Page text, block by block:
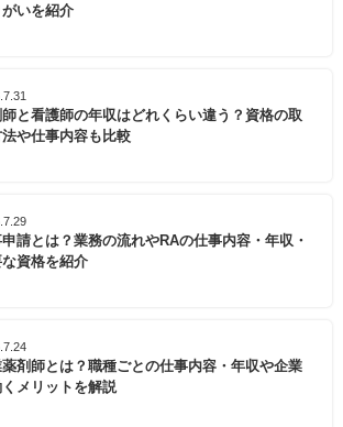
いを紹介
と看護師の年収はどれくらい違う？資格の取
や仕事内容も比較
請とは？業務の流れやRAの仕事内容・年収・
な資格を紹介
剤師とは？職種ごとの仕事内容・年収や企業
メリットを解説